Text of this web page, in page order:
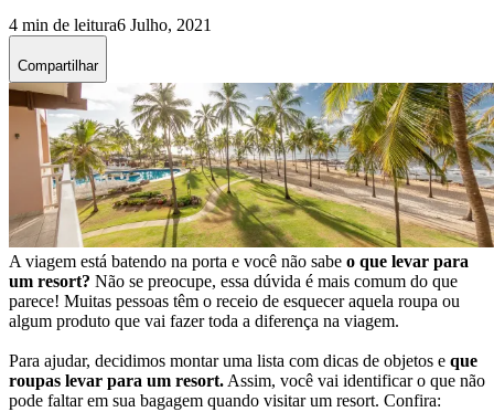
4 min de leitura6 Julho, 2021
Compartilhar
A viagem está batendo na porta e você não sabe o que levar para
um resort? Não se preocupe, essa dúvida é mais comum do que
parece! Muitas pessoas têm o receio de esquecer aquela roupa ou
algum produto que vai fazer toda a diferença na viagem.
Para ajudar, decidimos montar uma lista com dicas de objetos e que
roupas levar para um resort. Assim, você vai identificar o que não
pode faltar em sua bagagem quando visitar um resort. Confira: